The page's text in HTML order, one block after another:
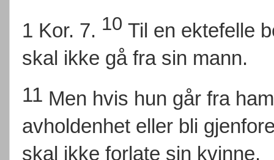
1 Kor. 7. 10 Til en ektefelle
skal ikke gå fra sin mann.
11 Men hvis hun går fra
avholdenhet eller bli
skal ikke forlate sin kvinne.